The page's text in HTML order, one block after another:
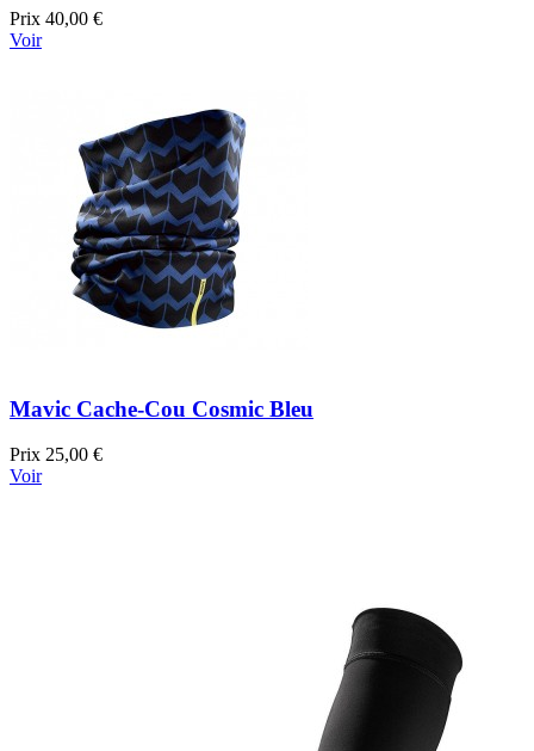
Prix 40,00 €
Voir
Mavic Cache-Cou Cosmic Bleu
Prix 25,00 €
Voir